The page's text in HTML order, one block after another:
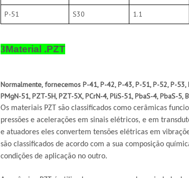
P-51 S30 1.1
3Material .PZT
Normalmente, fornecemos P-41, P-42, P-43, P-51, P-52, P-53,
PMgN-51, PZT-5H, PZT-5X, PCrN-4, PliS-51, PbaS-4, PbaS-5,
Os materiais PZT são classificados como cerâmicas
pressões e acelerações em sinais elétricos, e em
e atuadores eles convertem tensões elétricas em
são classificados de acordo com a sua composição
condições de aplicação no outro.